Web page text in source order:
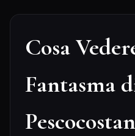
Cosa
Fantasma